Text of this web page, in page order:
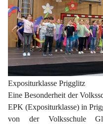
Expositurklasse Prigglitz
Eine Besonderheit der
EPK (Expositurklasse) in
von der Volksschule